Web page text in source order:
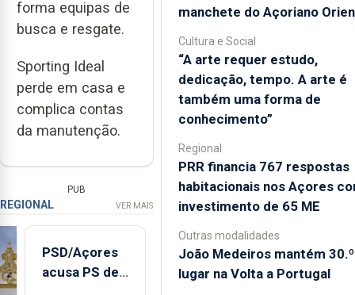
forma equipas de
busca e resgate.
Sporting Ideal
perde em casa e
complica contas
da manutenção.
PUB
REGIONAL VER MAIS
PSD/Açores
acusa PS de
manchete do Açoriano
Cultura e Social
“A arte requer estudo,
dedicação, tempo. A arte é
também uma forma de
conhecimento”
Regional
PRR financia 767 respostas
habitacionais nos Açores
investimento de 65 ME
Outras modalidades
João Medeiros mantém 30.º
lugar na Volta a Portugal